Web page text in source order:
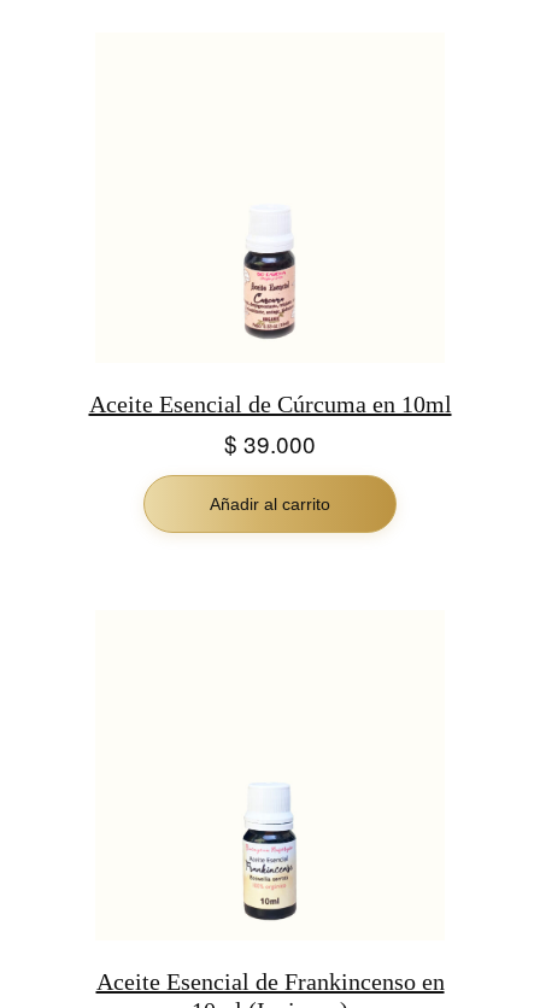
Aceite Esencial de Cúrcuma en 10ml
$ 39.000
Añadir al carrito
Aceite Esencial de Frankincenso en